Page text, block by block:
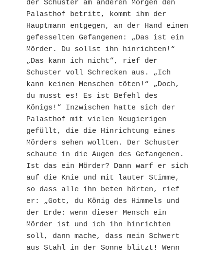
der Schuster am anderen Morgen den
Palasthof betritt, kommt ihm der
Hauptmann entgegen, an der Hand einen
gefesselten Gefangenen: „Das ist ein
Mörder. Du sollst ihn hinrichten!“
„Das kann ich nicht“, rief der
Schuster voll Schrecken aus. „Ich
kann keinen Menschen töten!“ „Doch,
du musst es! Es ist Befehl des
Königs!“ Inzwischen hatte sich der
Palasthof mit vielen Neugierigen
gefüllt, die die Hinrichtung eines
Mörders sehen wollten. Der Schuster
schaute in die Augen des Gefangenen.
Ist das ein Mörder? Dann warf er sich
auf die Knie und mit lauter Stimme,
so dass alle ihn beten hörten, rief
er: „Gott, du König des Himmels und
der Erde: wenn dieser Mensch ein
Mörder ist und ich ihn hinrichten
soll, dann mache, dass mein Schwert
aus Stahl in der Sonne blitzt! Wenn